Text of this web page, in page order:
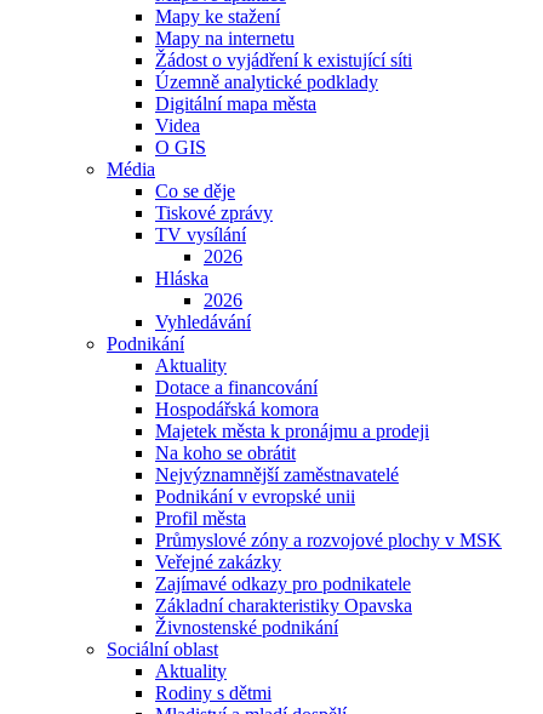
Mapy ke stažení
Mapy na internetu
Žádost o vyjádření k existující síti
Územně analytické podklady
Digitální mapa města
Videa
O GIS
Média
Co se děje
Tiskové zprávy
TV vysílání
2026
Hláska
2026
Vyhledávání
Podnikání
Aktuality
Dotace a financování
Hospodářská komora
Majetek města k pronájmu a prodeji
Na koho se obrátit
Nejvýznamnější zaměstnavatelé
Podnikání v evropské unii
Profil města
Průmyslové zóny a rozvojové plochy v MSK
Veřejné zakázky
Zajímavé odkazy pro podnikatele
Základní charakteristiky Opavska
Živnostenské podnikání
Sociální oblast
Aktuality
Rodiny s dětmi